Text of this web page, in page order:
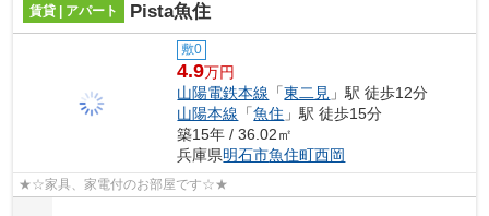
賃貸 | アパート Pista魚住
敷0
4.9万円
山陽電鉄本線 「東二見 」駅 徒歩12分
山陽本線 「魚住 」駅 徒歩15分
築15年 / 36.02㎡
兵庫県明石市魚住町西岡
★☆家具、家電付のお部屋です☆★